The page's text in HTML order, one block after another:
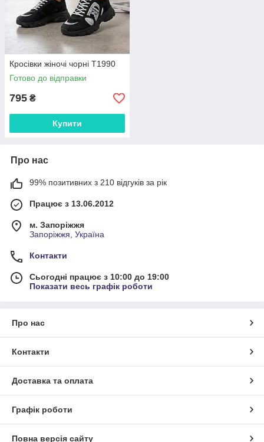
Кросівки жіночі чорні Т1990
Готово до відправки
795 ₴
Купити
Про нас
99% позитивних з 210 відгуків за рік
Працює з 13.06.2012
м. Запоріжжя
Запоріжжя, Україна
Контакти
Сьогодні працює з 10:00 до 19:00
Показати весь графік роботи
Про нас
Контакти
Доставка та оплата
Графік роботи
Повна версія сайту